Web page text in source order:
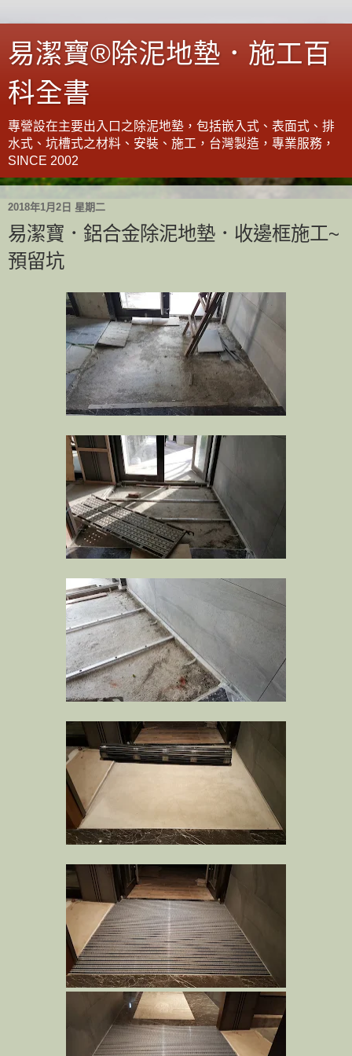
易潔寶®除泥地墊．施工百
科全書
專營設在主要出入口之除泥地墊，包括嵌入式、表面式、排
水式、坑槽式之材料、安裝、施工，台灣製造，專業服務，
SINCE 2002
2018年1月2日 星期二
易潔寶．鋁合金除泥地墊．收邊框施工~
預留坑